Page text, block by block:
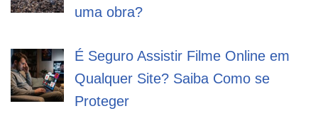
uma obra?
É Seguro Assistir Filme Online em
Qualquer Site? Saiba Como se
Proteger